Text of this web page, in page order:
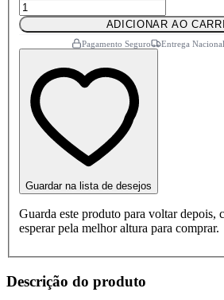
ADICIONAR AO
Pagamento Seguro Entrega Nacional
Guardar na lista de desejos
Guarda este produto para voltar depois,
esperar pela melhor altura para comprar.
Descrição do produto